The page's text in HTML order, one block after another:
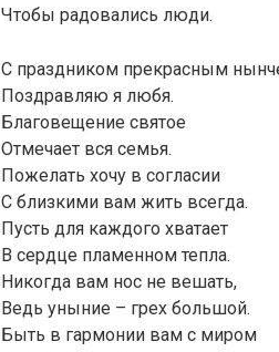
Чтобы радовались люди.
С праздником прекрасным
Поздравляю я любя.
Благовещение святое
Отмечает вся семья.
Пожелать хочу в согласии
С близкими вам жить всегда.
Пусть для каждого хватает
В сердце пламенном тепла.
Никогда вам нос не вешать,
Ведь уныние – грех большой.
Быть в гармонии вам с миром